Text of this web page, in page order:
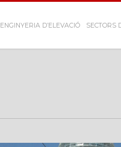
ENGINYERIA D’ELEVACIÓ SECTORS